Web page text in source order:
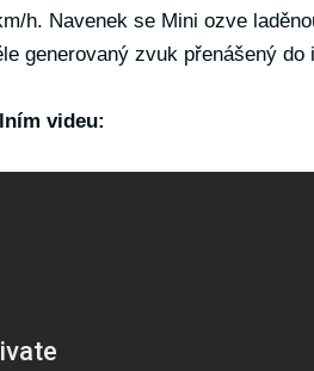
h. Navenek se Mini ozve
generovaný zvuk přenášený do
videu: